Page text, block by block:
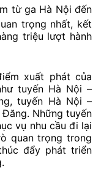
từ ga Hà Nội đến
trọng nhất, kết
triệu lượt hành
xuất phát của
tuyến Hà Nội –
tuyến Hà Nội –
Những tuyến
vụ nhu cầu đi lại
quan trọng trong
đẩy phát triển